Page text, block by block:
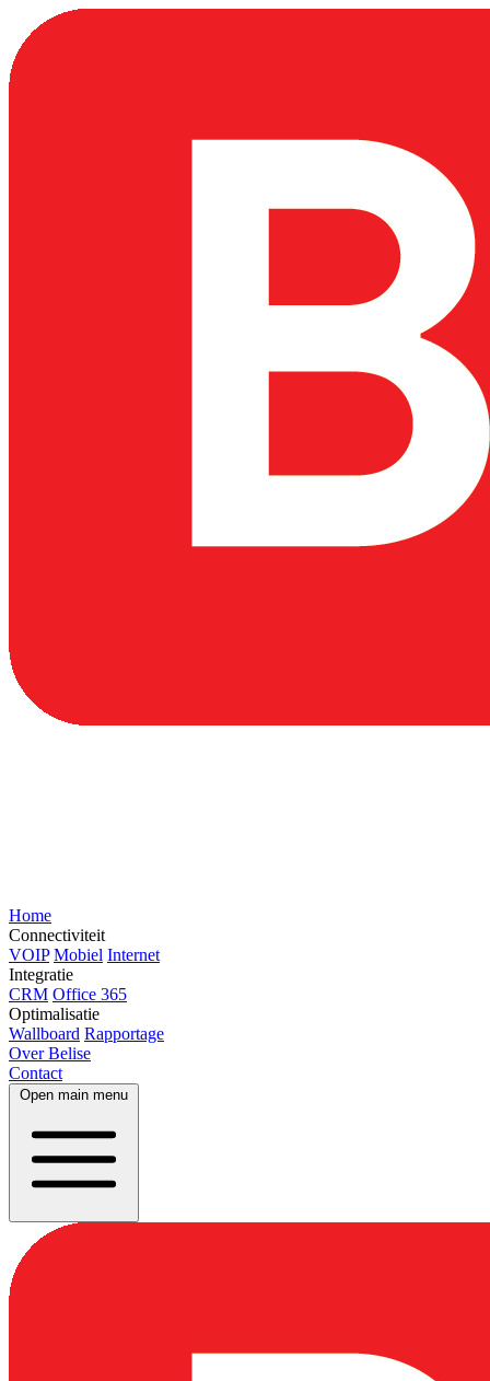
Home
Connectiviteit
VOIP Mobiel Internet
Integratie
CRM Office 365
Optimalisatie
Wallboard Rapportage
Over Belise
Contact
Open main menu